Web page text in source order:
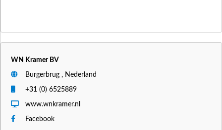
WN Kramer BV
Burgerbrug , Nederland
+31 (0) 6525889
www.wnkramer.nl
Facebook